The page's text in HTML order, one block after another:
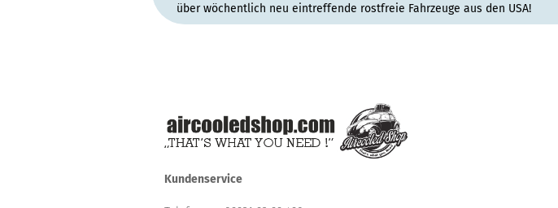
über wöchentlich neu eintreffende rostfreie Fahrzeuge aus den USA!
Kundenservice